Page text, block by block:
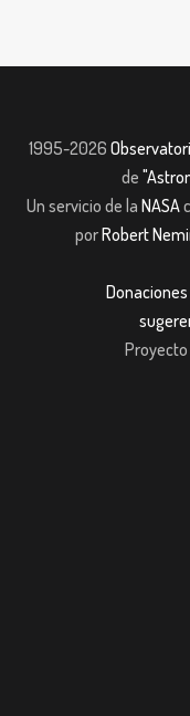
1995-2026
de
Un servicio de la NASA
porRobert
Donaciones